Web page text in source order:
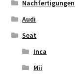
Nachfertigungen
Audi
Seat
Inca
Mii